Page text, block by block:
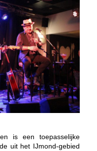
is een toepasselijke
uit het IJmond-gebied